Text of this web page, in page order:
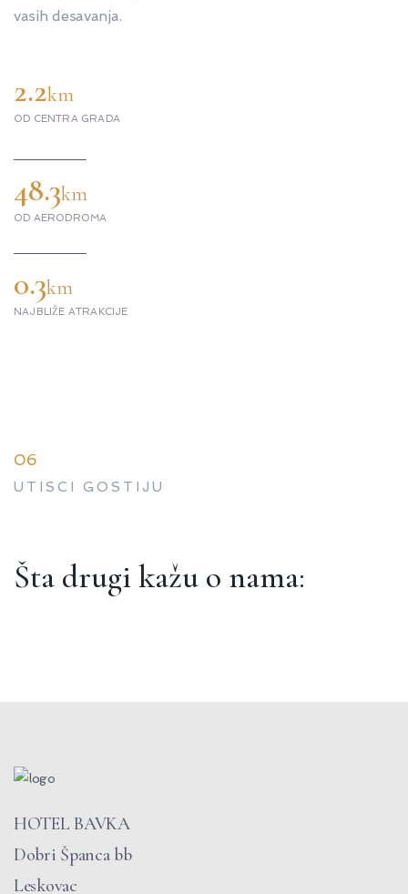
vasih desavanja.
2.2km
OD CENTRA GRADA
48.3km
OD AERODROMA
0.3km
NAJBLIŽE ATRAKCIJE
06
UTISCI GOSTIJU
Šta drugi kažu o nama:
Neočekivano možda za jug Srbije, ali sigurno
vredno posete. Imate prostrani parking,
odličan restoran, dobru internet konekciju,
izvrsnu hranu, a ako vam treba prenoćište,
HOTEL BAVKA
Dobri Španca bb
Leskovac